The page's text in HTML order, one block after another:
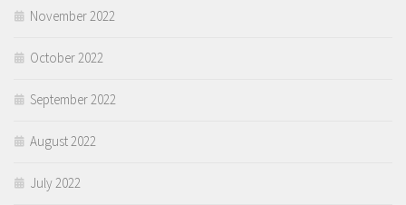
November 2022
October 2022
September 2022
August 2022
July 2022